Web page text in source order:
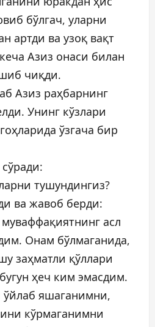
бўлгач, уларни
артди ва узоқ вақт
Азиз онаси билан
чиқди.
Азиз раҳбарнинг
Унинг кўзлари
ўзгача бир
тушундингиз?
ва жавоб берди:
асл
Онам бўлмаганида,
заҳматли қўллари
ҳеч ким эмасдим.
яшаганимни,
кўрмаганимни